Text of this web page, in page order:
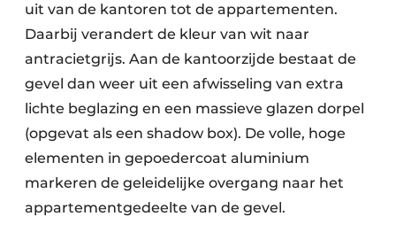
uit van de kantoren tot de appartementen.
Daarbij verandert de kleur van wit naar
antracietgrijs. Aan de kantoorzijde bestaat de
gevel dan weer uit een afwisseling van extra
lichte beglazing en een massieve glazen dorpel
(opgevat als een shadow box). De volle, hoge
elementen in gepoedercoat aluminium
markeren de geleidelijke overgang naar het
appartementgedeelte van de gevel.